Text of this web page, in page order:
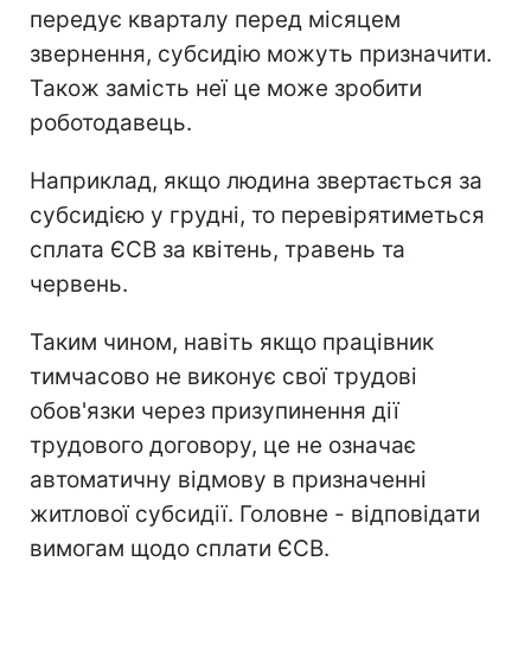
передує кварталу перед місяцем
звернення, субсидію можуть призначити.
Також замість неї це може зробити
роботодавець.
Наприклад, якщо людина звертається за
субсидією у грудні, то перевірятиметься
сплата ЄСВ за квітень, травень та
червень.
Таким чином, навіть якщо працівник
тимчасово не виконує свої трудові
обов'язки через призупинення дії
трудового договору, це не означає
автоматичну відмову в призначенні
житлової субсидії. Головне - відповідати
вимогам щодо сплати ЄСВ.